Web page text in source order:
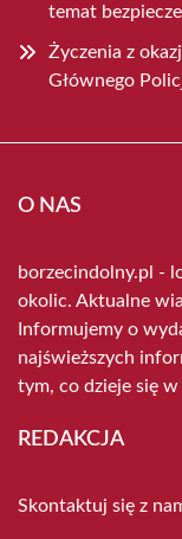
temat
Życzenia z
Głównego
O NAS
borzecindolny.pl -
okolic. Aktualne
Informujemy o
najświeższych
tym, co dzieje się
REDAKCJA
Skontaktuj się z